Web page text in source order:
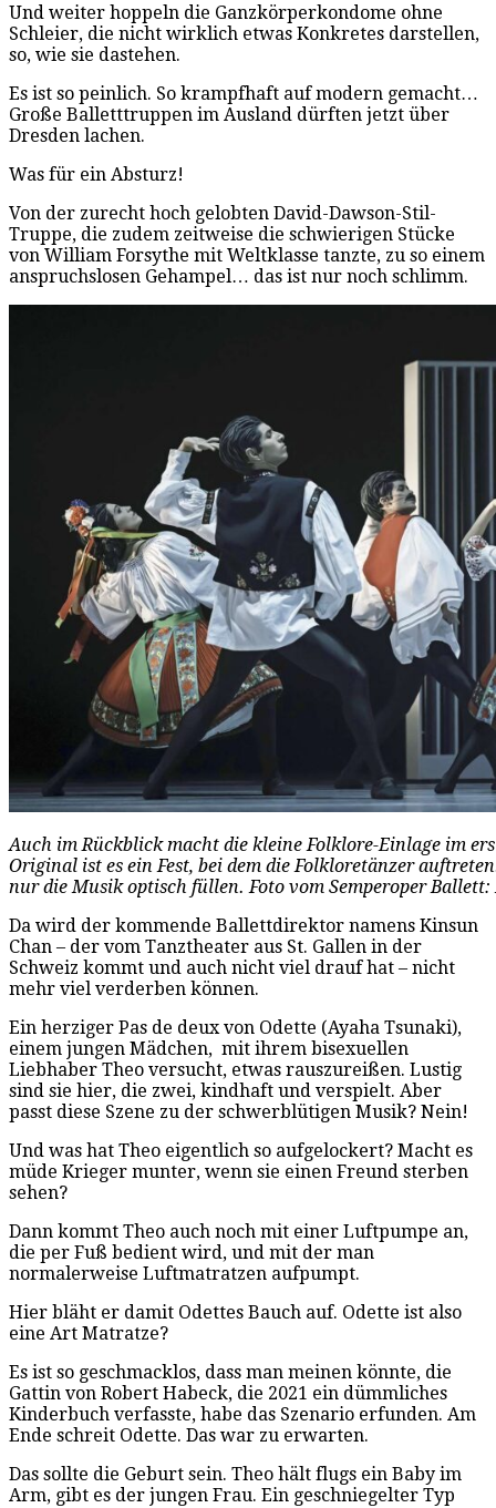
Und weiter hoppeln die Ganzkörperkondome ohne
Schleier, die nicht wirklich etwas Konkretes darstellen,
so, wie sie dastehen.
Es ist so peinlich. So krampfhaft auf modern gemacht…
Große Balletttruppen im Ausland dürften jetzt über
Dresden lachen.
Was für ein Absturz!
Von der zurecht hoch gelobten David-Dawson-Stil-
Truppe, die zudem zeitweise die schwierigen Stücke
von William Forsythe mit Weltklasse tanzte, zu so einem
anspruchslosen Gehampel… das ist nur noch schlimm.
Auch im Rückblick macht die kleine Folklore-Einlage im
Original ist es ein Fest, bei dem die Folkloretänzer
nur die Musik optisch füllen. Foto vom Semperoper
Da wird der kommende Ballettdirektor namens Kinsun
Chan – der vom Tanztheater aus St. Gallen in der
Schweiz kommt und auch nicht viel drauf hat – nicht
mehr viel verderben können.
Ein herziger Pas de deux von Odette (Ayaha Tsunaki),
einem jungen Mädchen, mit ihrem bisexuellen
Liebhaber Theo versucht, etwas rauszureißen. Lustig
sind sie hier, die zwei, kindhaft und verspielt. Aber
passt diese Szene zu der schwerblütigen Musik? Nein!
Und was hat Theo eigentlich so aufgelockert? Macht es
müde Krieger munter, wenn sie einen Freund sterben
sehen?
Dann kommt Theo auch noch mit einer Luftpumpe an,
die per Fuß bedient wird, und mit der man
normalerweise Luftmatratzen aufpumpt.
Hier bläht er damit Odettes Bauch auf. Odette ist also
eine Art Matratze?
Es ist so geschmacklos, dass man meinen könnte, die
Gattin von Robert Habeck, die 2021 ein dümmliches
Kinderbuch verfasste, habe das Szenario erfunden. Am
Ende schreit Odette. Das war zu erwarten.
Das sollte die Geburt sein. Theo hält flugs ein Baby im
Arm, gibt es der jungen Frau. Ein geschniegelter Typ